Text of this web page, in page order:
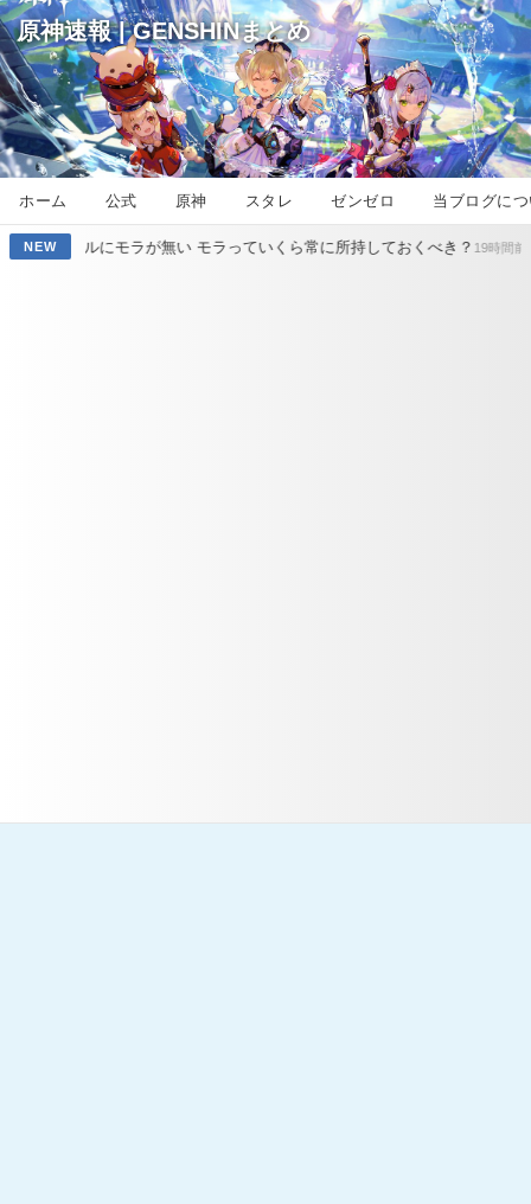
原神速報 | GENSHINまとめ
ホーム 公式 原神 スタレ ゼンゼロ 当ブログに
NEW
ラが無い モラっていくら常に所持しておくべき？19時間前【原神】スネー